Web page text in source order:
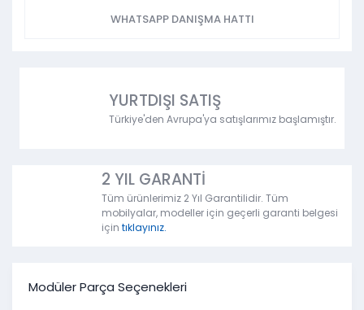
WHATSAPP DANIŞMA HATTI
YURTDIŞI SATIŞ
Türkiye'den Avrupa'ya satışlarımız başlamıştır.
2 YIL GARANTİ
Tüm ürünlerimiz 2 Yıl Garantilidir. Tüm
mobilyalar, modeller için geçerli garanti belgesi
için tıklayınız.
Modüler Parça Seçenekleri